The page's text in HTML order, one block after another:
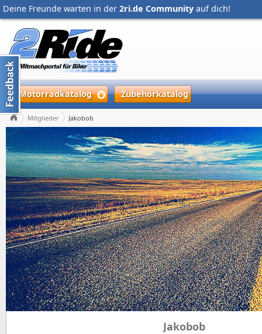
Deine Freunde warten in der 2ri.de Community auf dich!
Motorradkatalog Zubehörkatalog
Mitglieder Jakobob
Jakobob